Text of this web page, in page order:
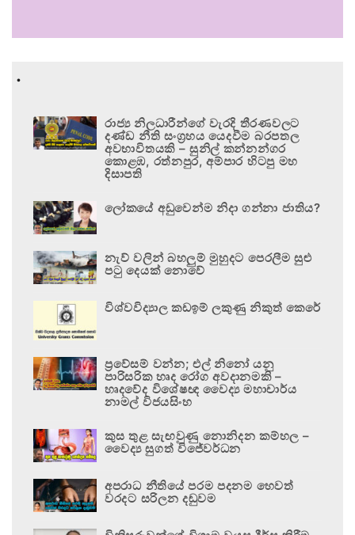
.
රාජ්‍ය නිලධාරීන්ගේ වැරදි තීරණවලට
දණ්ඩ නීති සංග්‍රහය යෙදවීම බරපතල
අවභාවිතයකි – සුනිල් කන්නන්ගර
කොළඹ, රත්නපුර, අම්පාර හිටපු මහ
දිසාපති
ලෝකයේ අඩුවෙන්ම නිදා ගන්නා ජාතිය?
නැව් වලින් බහලුම් මුහුදට පෙරලීම සුළු
පටු දෙයක් නොවේ
විශ්වවිද්‍යාල කඩඉම් ලකුණු නිකුත් කෙරේ
ප්‍රවේසම් වන්න; එල් නිනෝ යනු
පාරිසරික හෘද රෝග අවදානමකි –
හෘදවේද විශේෂඥ වෛද්‍ය මහාචාර්ය
නාමල් විජයසිංහ
කුස තුළ සැඟවුණු නොනිදන කම්හල –
වෛද්‍ය සුගත් විජේවර්ධන
අපරාධ නීතියේ පරම පදනම හෙවත්
වරදට සරිලන දඬුවම